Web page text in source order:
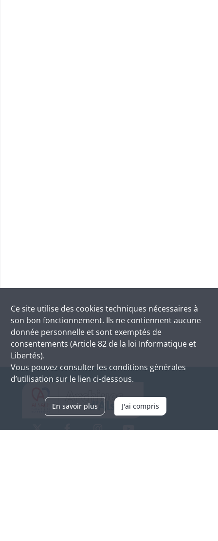
Ce site utilise des cookies techniques nécessaires à
son bon fonctionnement. Ils ne contiennent aucune
donnée personnelle et sont exemptés de
consentements (Article 82 de la loi Informatique et
Libertés).
Vous pouvez consulter les conditions générales
d’utilisation sur le lien ci-dessous.
En savoir plus J'ai compris